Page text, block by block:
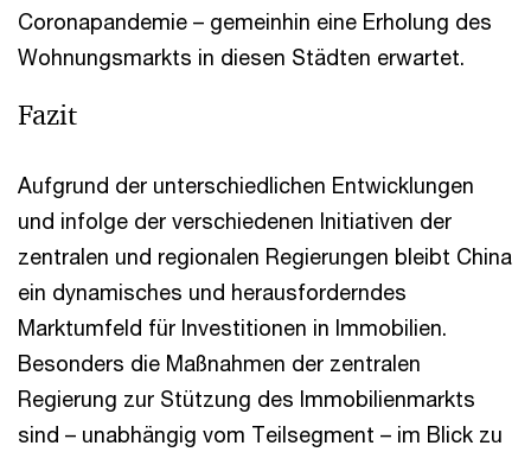
Coronapandemie – gemeinhin eine Erholung des
Wohnungsmarkts in diesen Städten erwartet.
Fazit
Aufgrund der unterschiedlichen Entwicklungen
und infolge der verschiedenen Initiativen der
zentralen und regionalen Regierungen bleibt China
ein dynamisches und herausforderndes
Marktumfeld für Investitionen in Immobilien.
Besonders die Maßnahmen der zentralen
Regierung zur Stützung des Immobilienmarkts
sind – unabhängig vom Teilsegment – im Blick zu